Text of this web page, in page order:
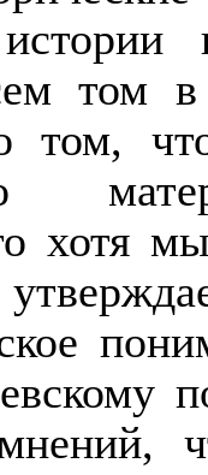
том в
том,
хотя